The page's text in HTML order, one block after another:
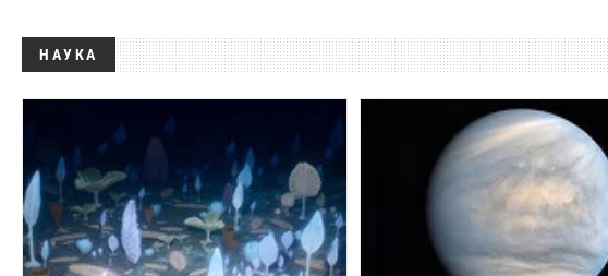
НАУКА